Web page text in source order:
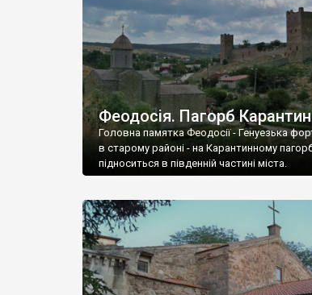
Феодосія. Пагорб
Головна памятка Феодосії - Генуезька
в старому районі - на Карантинному
підноситься в південній частині міста.